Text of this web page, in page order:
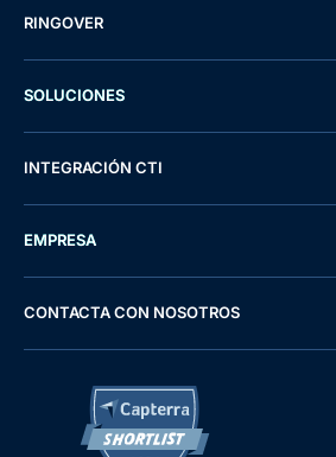
RINGOVER
SOLUCIONES
INTEGRACIÓN CTI
EMPRESA
CONTACTA CON NOSOTROS